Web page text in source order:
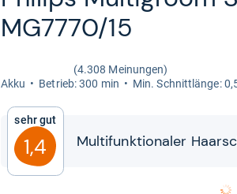
MG7770/15
(4.308 Meinungen)
Akku
Betrieb: 300 min Min. Schnitt­länge:
Sehr gut
1,4 Mul­ti­funk­tio­na­ler